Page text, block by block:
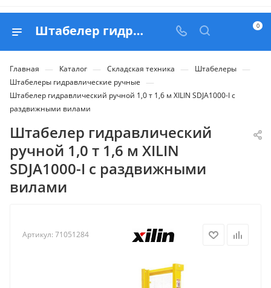
Штабелер гидравлический ручной 1,0 т 1,6 м XILIN SDJA1000-I с раздвижными вилами - купить в Belapex 0
Главная — Каталог — Складская техника — Штабелеры —
Штабелеры гидравлические ручные —
Штабелер гидравлический ручной 1,0 т 1,6 м XILIN SDJA1000-I с
раздвижными вилами
Штабелер гидравлический
ручной 1,0 т 1,6 м XILIN
SDJA1000-I с раздвижными
вилами
Артикул: 71051284